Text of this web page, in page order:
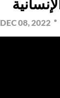
DEC 08, 2022